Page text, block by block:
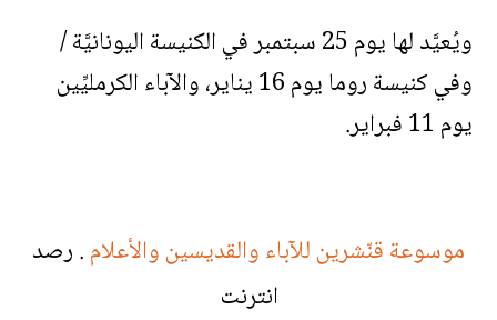
ويُعيَّد لها يوم 25 سبتمبر في الكنيسة اليونانيَّة /
وفي كنيسة روما يوم 16 يناير، والآباء الكرمليِّين
يوم 11 فبراير.
موسوعة قنّشرين للآباء والقديسين والأعلام. رصد
انترنت